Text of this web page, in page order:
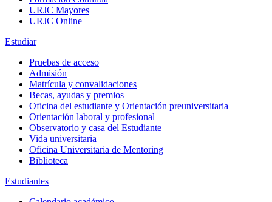
URJC Mayores
URJC Online
Estudiar
Pruebas de acceso
Admisión
Matrícula y convalidaciones
Becas, ayudas y premios
Oficina del estudiante y Orientación preuniversitaria
Orientación laboral y profesional
Observatorio y casa del Estudiante
Vida universitaria
Oficina Universitaria de Mentoring
Biblioteca
Estudiantes